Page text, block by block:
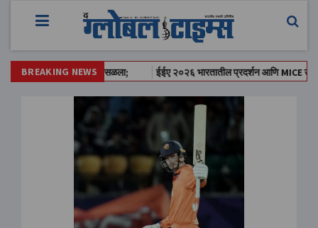
BREAKING NEWS
सोसायटीत स्लॅब कोसळला; ईईए २०२६ भारतातील प्रदर्शन आणि MICE उद्योगातील